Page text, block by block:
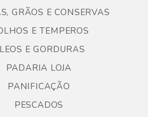
GRÃOS E CONSERVAS
E TEMPEROS
E GORDURAS
PADARIA LOJA
PANIFICAÇÃO
PESCADOS